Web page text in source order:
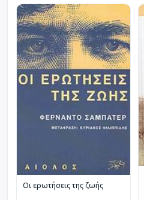
Οι ερωτήσεις της ζωής